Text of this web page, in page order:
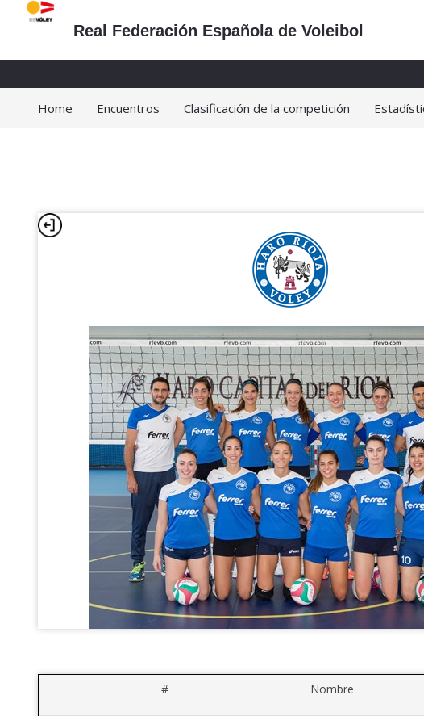
Real Federación Española de Voleibol
Home Encuentros Clasificación de la competición
# Nombre